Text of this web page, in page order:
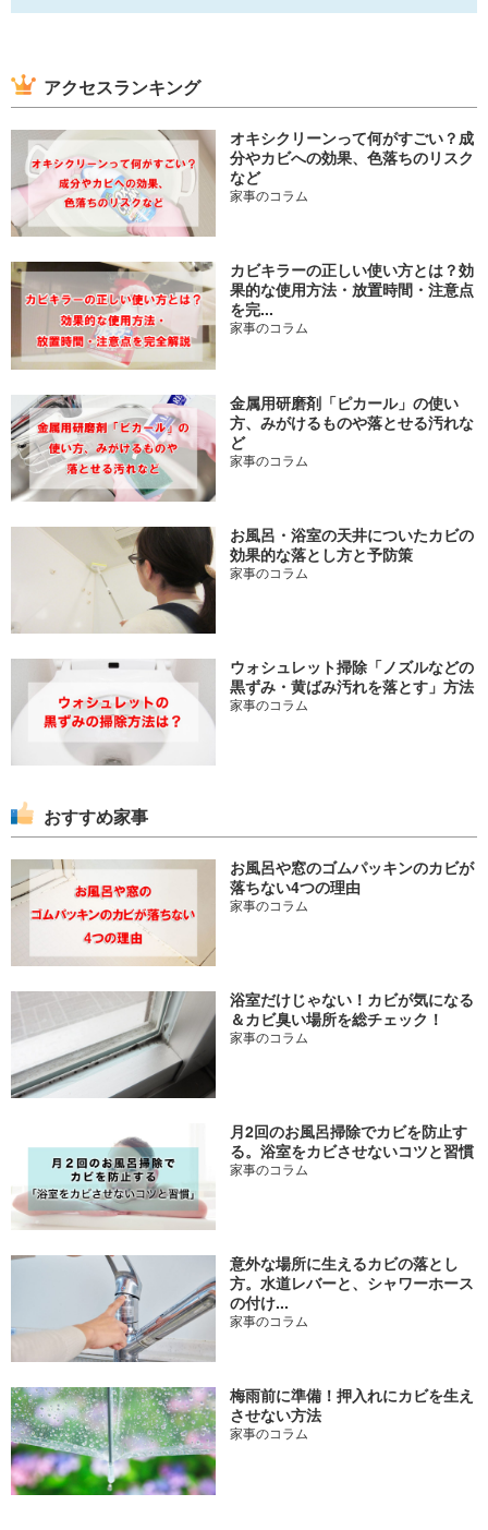
アクセスランキング
オキシクリーンって何がすごい？成
分やカビへの効果、色落ちのリスク
など
家事のコラム
カビキラーの正しい使い方とは？効
果的な使用方法・放置時間・注意点
を完...
家事のコラム
金属用研磨剤「ピカール」の使い
方、みがけるものや落とせる汚れな
ど
家事のコラム
お風呂・浴室の天井についたカビの
効果的な落とし方と予防策
家事のコラム
ウォシュレット掃除「ノズルなどの
黒ずみ・黄ばみ汚れを落とす」方法
家事のコラム
おすすめ家事
お風呂や窓のゴムパッキンのカビが
落ちない4つの理由
家事のコラム
浴室だけじゃない！カビが気になる
＆カビ臭い場所を総チェック！
家事のコラム
月2回のお風呂掃除でカビを防止す
る。浴室をカビさせないコツと習慣
家事のコラム
意外な場所に生えるカビの落とし
方。水道レバーと、シャワーホース
の付け...
家事のコラム
梅雨前に準備！押入れにカビを生え
させない方法
家事のコラム